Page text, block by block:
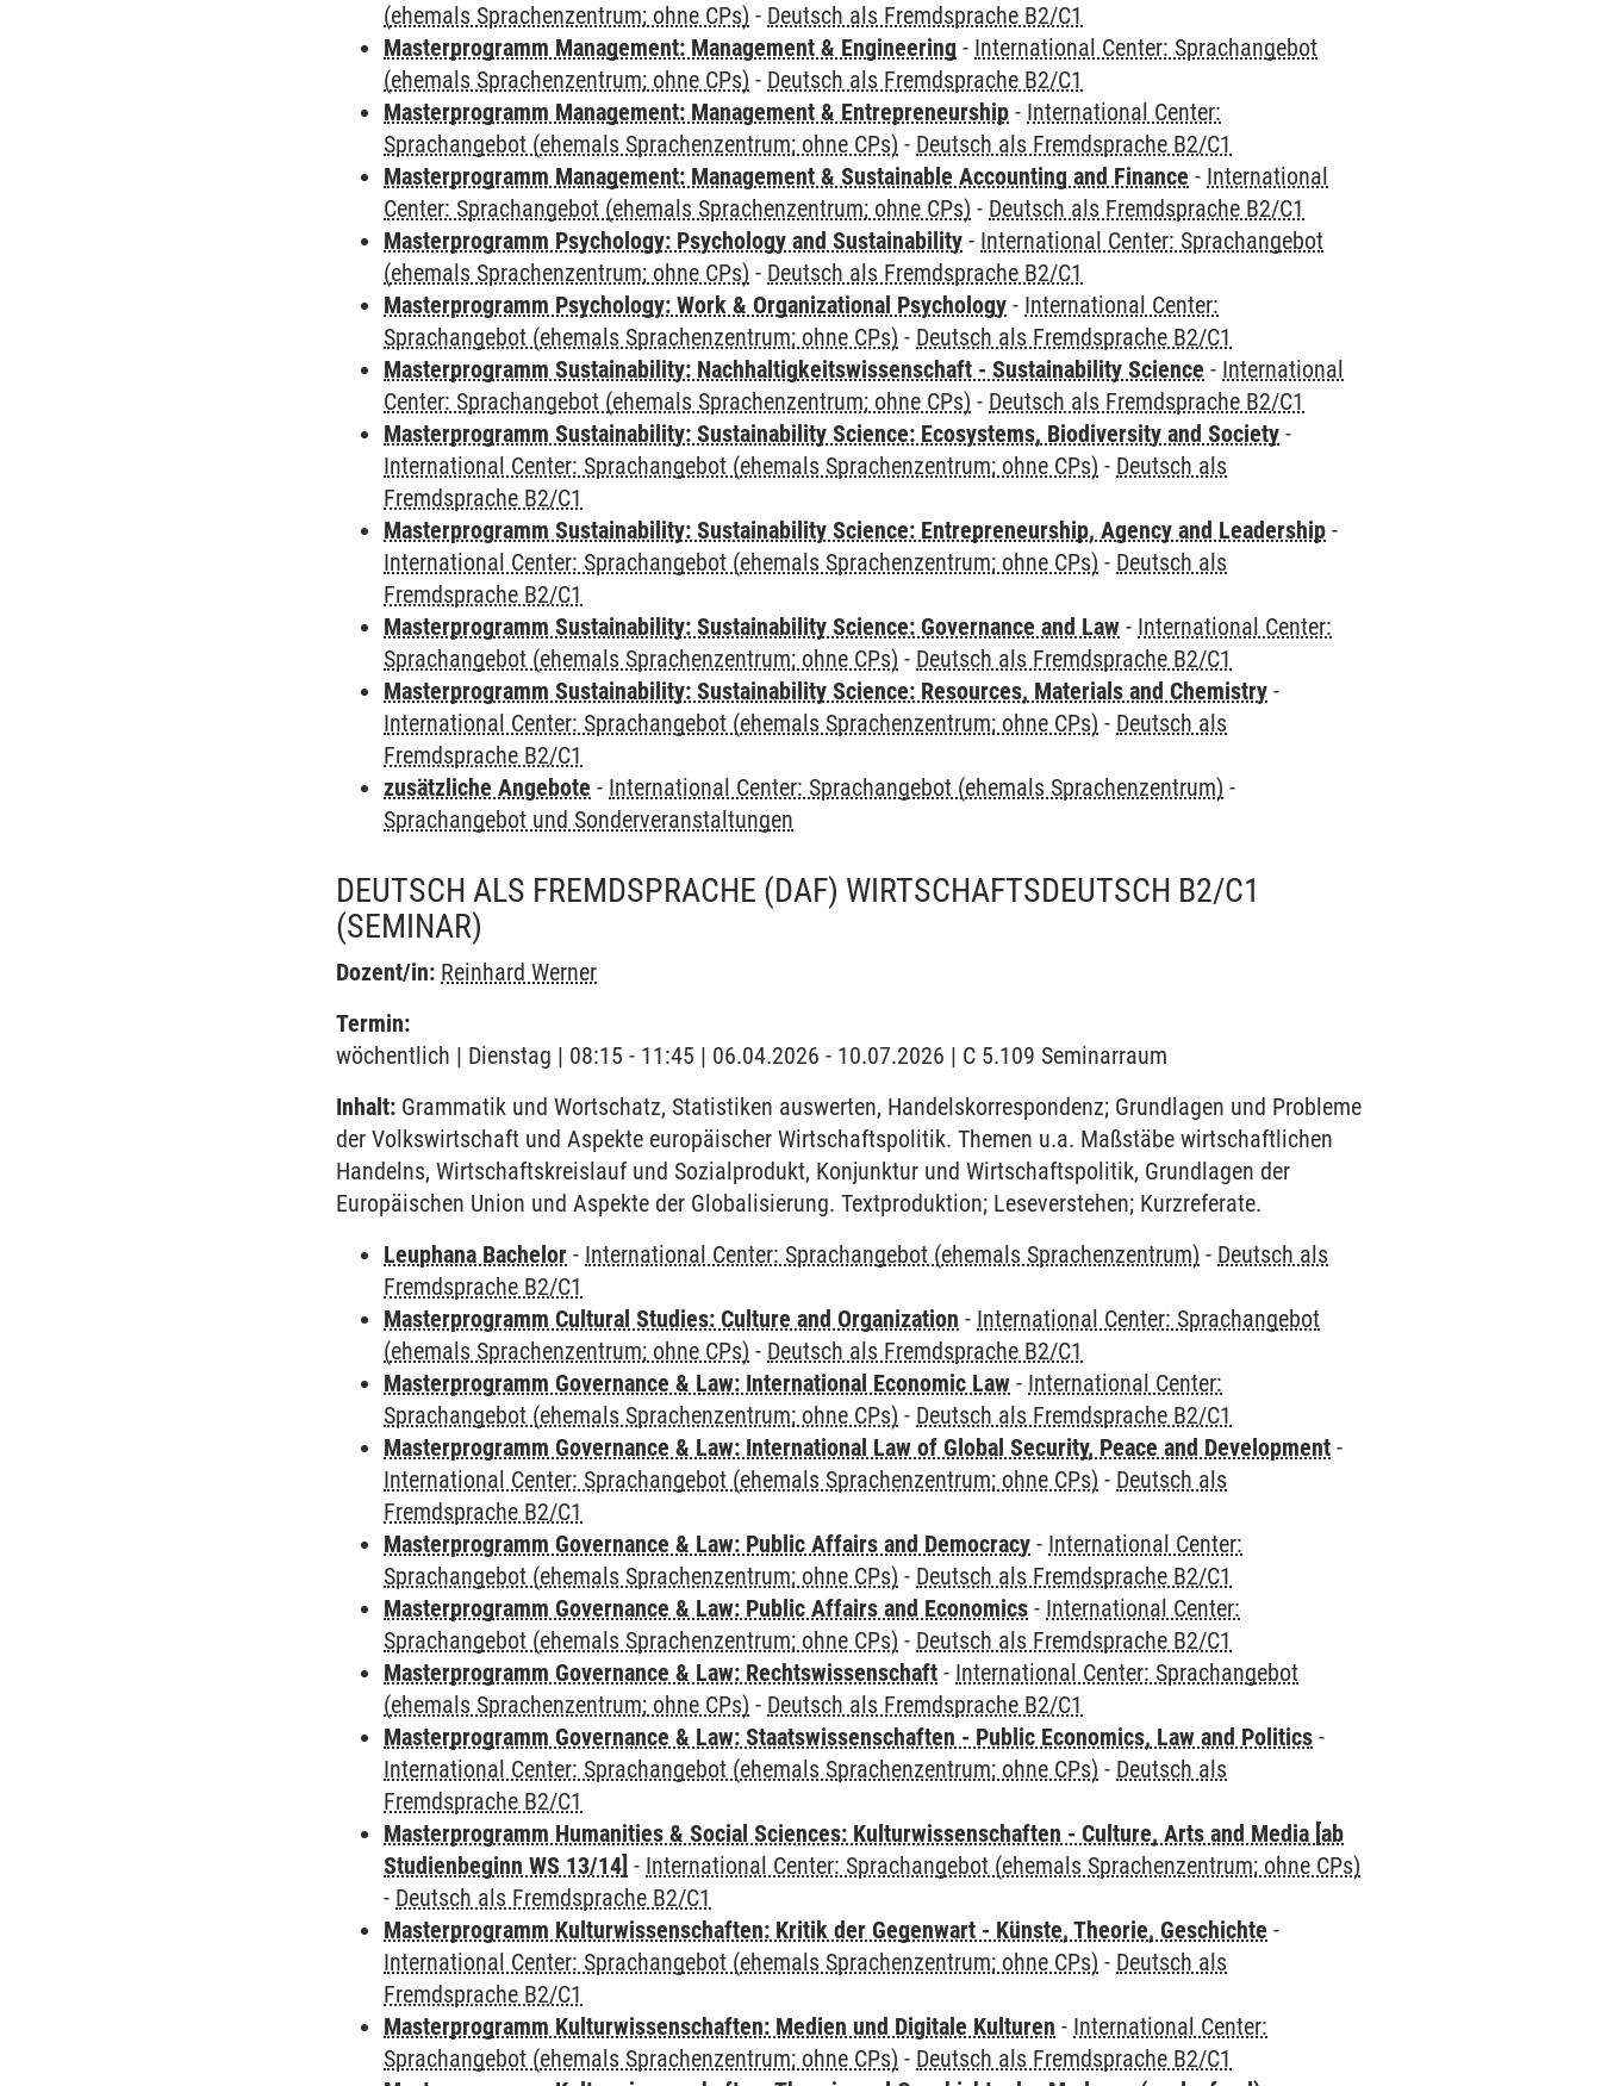
(ehemals Sprachenzentrum; ohne CPs) - Deutsch als Fremdsprache B2/C1
Masterprogramm Management: Management & Engineering - International Center: Sprachangebot
(ehemals Sprachenzentrum; ohne CPs) - Deutsch als Fremdsprache B2/C1
Masterprogramm Management: Management & Entrepreneurship - International Center:
Sprachangebot (ehemals Sprachenzentrum; ohne CPs) - Deutsch als Fremdsprache B2/C1
Masterprogramm Management: Management & Sustainable Accounting and Finance - International
Center: Sprachangebot (ehemals Sprachenzentrum; ohne CPs) - Deutsch als Fremdsprache B2/C1
Masterprogramm Psychology: Psychology and Sustainability - International Center: Sprachangebot
(ehemals Sprachenzentrum; ohne CPs) - Deutsch als Fremdsprache B2/C1
Masterprogramm Psychology: Work & Organizational Psychology - International Center:
Sprachangebot (ehemals Sprachenzentrum; ohne CPs) - Deutsch als Fremdsprache B2/C1
Masterprogramm Sustainability: Nachhaltigkeitswissenschaft - Sustainability Science - International
Center: Sprachangebot (ehemals Sprachenzentrum; ohne CPs) - Deutsch als Fremdsprache B2/C1
Masterprogramm Sustainability: Sustainability Science: Ecosystems, Biodiversity and Society -
International Center: Sprachangebot (ehemals Sprachenzentrum; ohne CPs) - Deutsch als
Fremdsprache B2/C1
Masterprogramm Sustainability: Sustainability Science: Entrepreneurship, Agency and Leadership -
International Center: Sprachangebot (ehemals Sprachenzentrum; ohne CPs) - Deutsch als
Fremdsprache B2/C1
Masterprogramm Sustainability: Sustainability Science: Governance and Law - International Center:
Sprachangebot (ehemals Sprachenzentrum; ohne CPs) - Deutsch als Fremdsprache B2/C1
Masterprogramm Sustainability: Sustainability Science: Resources, Materials and Chemistry -
International Center: Sprachangebot (ehemals Sprachenzentrum; ohne CPs) - Deutsch als
Fremdsprache B2/C1
zusätzliche Angebote - International Center: Sprachangebot (ehemals Sprachenzentrum) -
Sprachangebot und Sonderveranstaltungen
DEUTSCH ALS FREMDSPRACHE (DAF) WIRTSCHAFTSDEUTSCH B2/C1
(SEMINAR)
Dozent/in: Reinhard Werner
Termin:
wöchentlich | Dienstag | 08:15 - 11:45 | 06.04.2026 - 10.07.2026 | C 5.109 Seminarraum
Inhalt: Grammatik und Wortschatz, Statistiken auswerten, Handelskorrespondenz; Grundlagen und Probleme
der Volkswirtschaft und Aspekte europäischer Wirtschaftspolitik. Themen u.a. Maßstäbe wirtschaftlichen
Handelns, Wirtschaftskreislauf und Sozialprodukt, Konjunktur und Wirtschaftspolitik, Grundlagen der
Europäischen Union und Aspekte der Globalisierung. Textproduktion; Leseverstehen; Kurzreferate.
Leuphana Bachelor - International Center: Sprachangebot (ehemals Sprachenzentrum) - Deutsch als
Fremdsprache B2/C1
Masterprogramm Cultural Studies: Culture and Organization - International Center: Sprachangebot
(ehemals Sprachenzentrum; ohne CPs) - Deutsch als Fremdsprache B2/C1
Masterprogramm Governance & Law: International Economic Law - International Center:
Sprachangebot (ehemals Sprachenzentrum; ohne CPs) - Deutsch als Fremdsprache B2/C1
Masterprogramm Governance & Law: International Law of Global Security, Peace and Development -
International Center: Sprachangebot (ehemals Sprachenzentrum; ohne CPs) - Deutsch als
Fremdsprache B2/C1
Masterprogramm Governance & Law: Public Affairs and Democracy - International Center:
Sprachangebot (ehemals Sprachenzentrum; ohne CPs) - Deutsch als Fremdsprache B2/C1
Masterprogramm Governance & Law: Public Affairs and Economics - International Center:
Sprachangebot (ehemals Sprachenzentrum; ohne CPs) - Deutsch als Fremdsprache B2/C1
Masterprogramm Governance & Law: Rechtswissenschaft - International Center: Sprachangebot
(ehemals Sprachenzentrum; ohne CPs) - Deutsch als Fremdsprache B2/C1
Masterprogramm Governance & Law: Staatswissenschaften - Public Economics, Law and Politics -
International Center: Sprachangebot (ehemals Sprachenzentrum; ohne CPs) - Deutsch als
Fremdsprache B2/C1
Masterprogramm Humanities & Social Sciences: Kulturwissenschaften - Culture, Arts and Media [ab
Studienbeginn WS 13/14] - International Center: Sprachangebot (ehemals Sprachenzentrum; ohne CPs)
- Deutsch als Fremdsprache B2/C1
Masterprogramm Kulturwissenschaften: Kritik der Gegenwart - Künste, Theorie, Geschichte -
International Center: Sprachangebot (ehemals Sprachenzentrum; ohne CPs) - Deutsch als
Fremdsprache B2/C1
Masterprogramm Kulturwissenschaften: Medien und Digitale Kulturen - International Center:
Sprachangebot (ehemals Sprachenzentrum; ohne CPs) - Deutsch als Fremdsprache B2/C1